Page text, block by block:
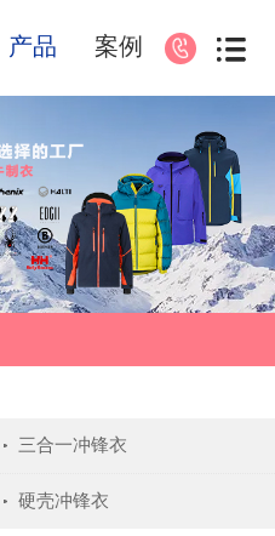
产品 案例
三合一冲锋衣
硬壳冲锋衣